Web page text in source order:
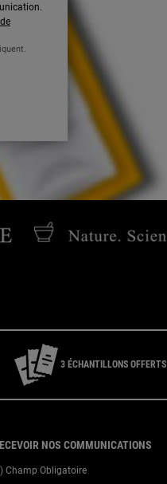
3 ÉCHANTILLONS OFFERTS
NOS COMMUNICATIONS
Champ Obligatoire